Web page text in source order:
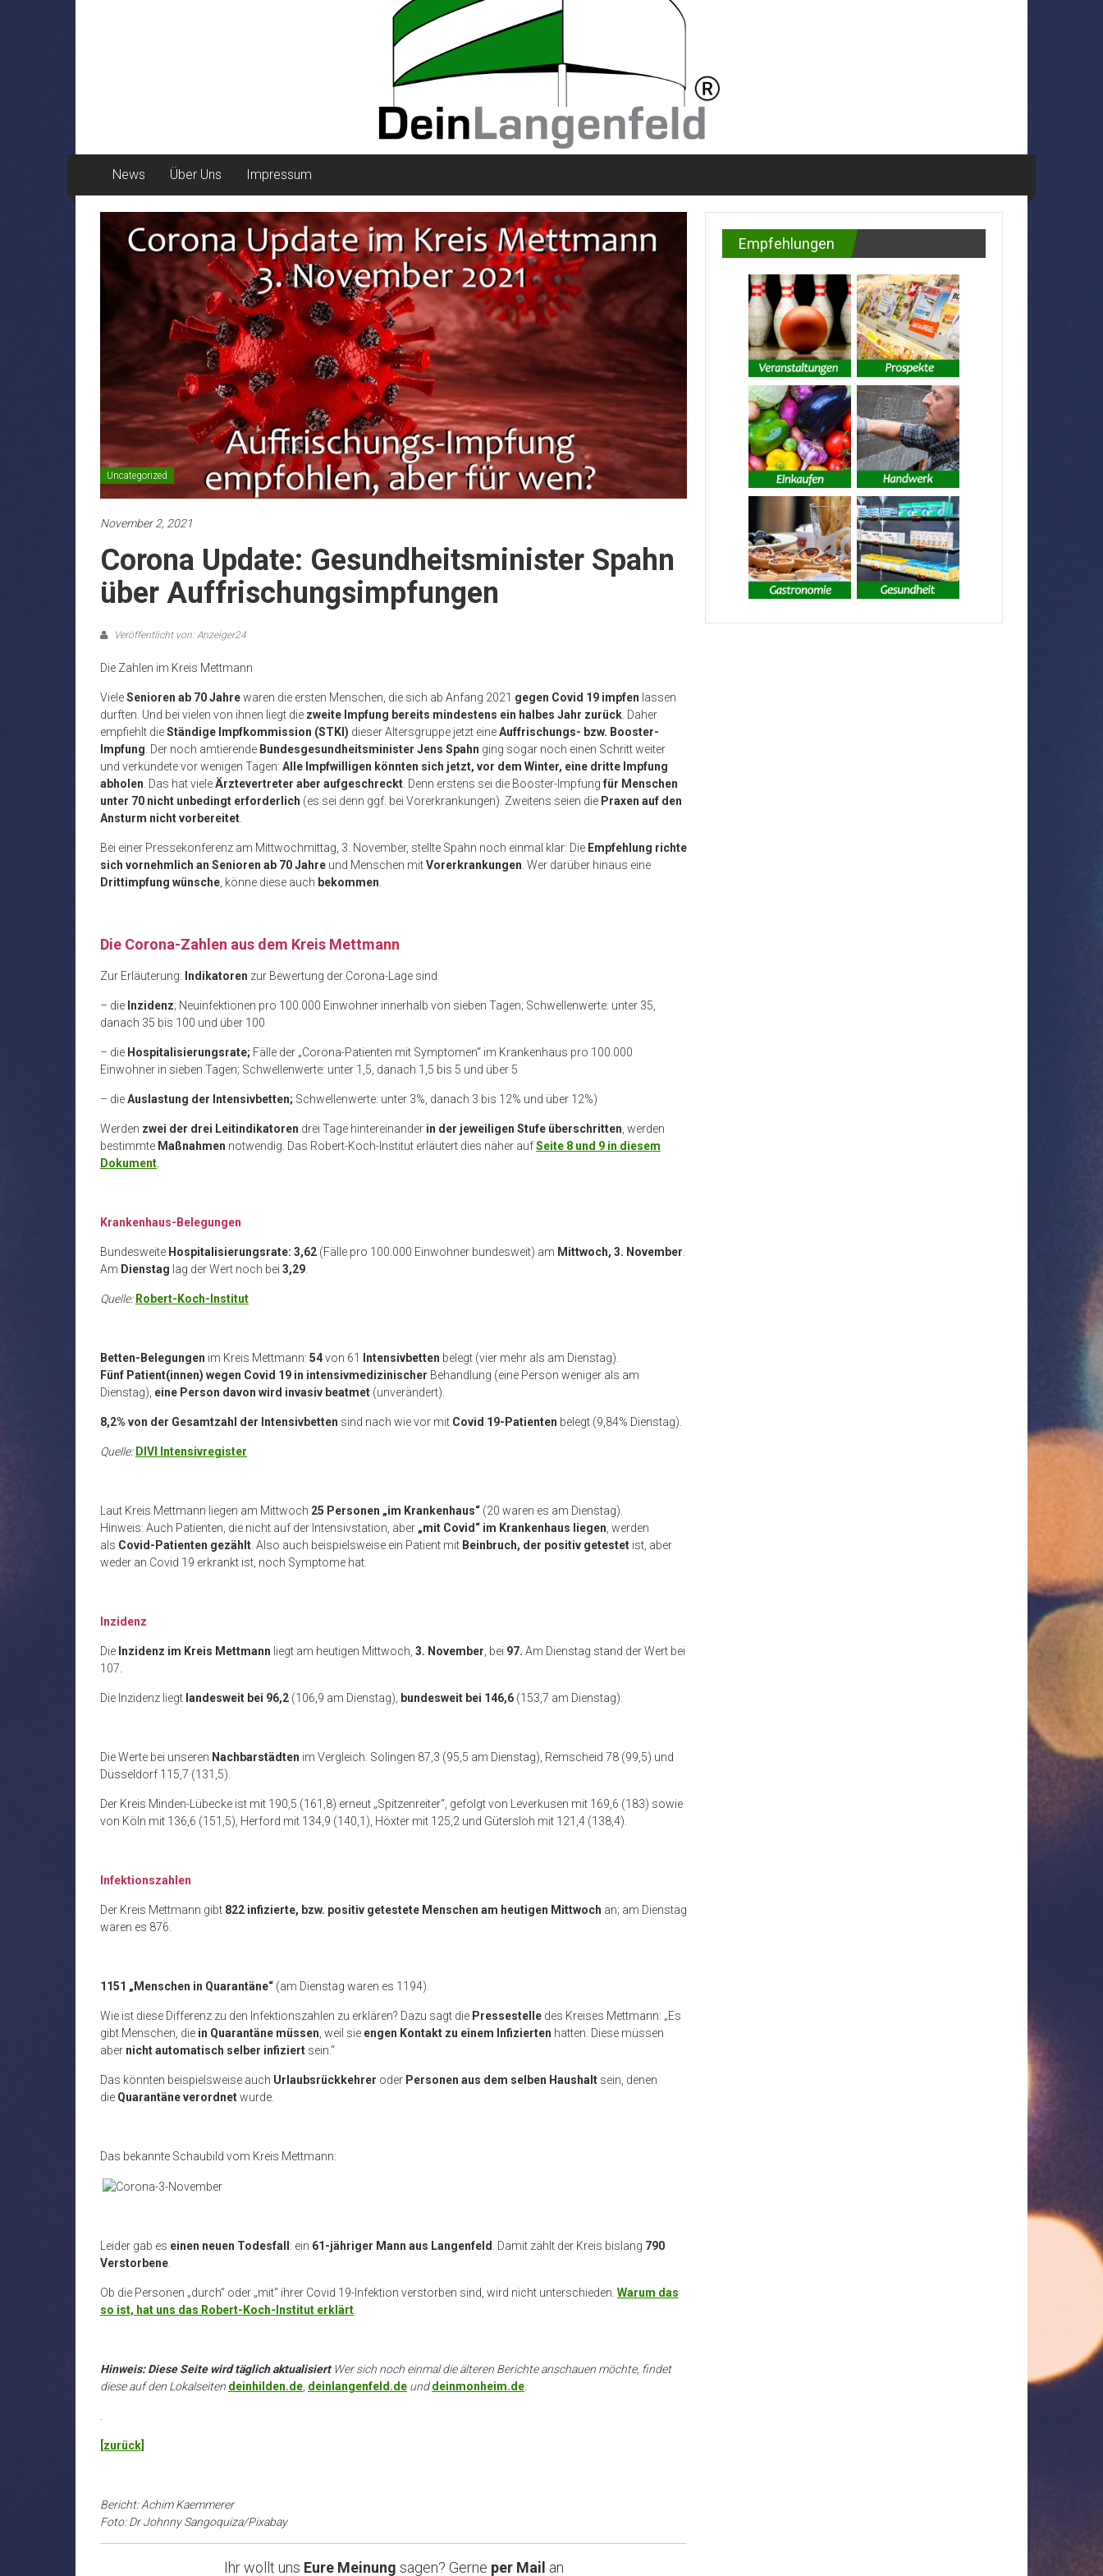
News Über Uns Impressum
Uncategorized
November 2, 2021
Corona Update: Gesundheitsminister Spahn
über Auffrischungsimpfungen
Veröffentlicht von: Anzeiger24
Die Zahlen im Kreis Mettmann
VieleSenioren ab 70 Jahrewaren die ersten Menschen, die sich ab Anfang 2021 gegen Covid 19 impfen lassen
durften. Und bei vielen von ihnen liegt die zweite Impfung bereits mindestens ein halbes Jahr zurück . Daher
empfiehlt dieStändige Impfkommission (STKI) dieser Altersgruppe jetzt eineAuffrischungs- bzw. Booster-
Impfung . Der noch amtierende Bundesgesundheitsminister Jens Spahn ging sogar noch einen Schritt weiter
und verkündete vor wenigen Tagen: Alle Impfwilligen könnten sich jetzt, vor dem Winter, eine dritte Impfung
abholen . Das hat vieleÄrztevertreter aber aufgeschreckt . Denn erstens sei die Booster-Impfung für Menschen
unter 70 nicht unbedingt erforderlich (es sei denn ggf. bei Vorerkrankungen). Zweitens seien die Praxen auf den
Ansturm nicht vorbereitet
Bei einer Pressekonferenz am Mittwochmittag, 3. November, stellte Spahn noch einmal klar: Die Empfehlung richte
sich vornehmlich an Senioren ab 70 Jahre und Menschen mitVorerkrankungen . Wer darüber hinaus eine
Drittimpfung wünsche , könne diese auch bekommen
Die Corona-Zahlen aus dem Kreis Mettmann
Zur Erläuterung: Indikatoren zur Bewertung der Corona-Lage sind
– die Inzidenz; Neuinfektionen pro 100.000 Einwohner innerhalb von sieben Tagen; Schwellenwerte: unter 35,
danach 35 bis 100 und über 100
– die Hospitalisierungsrate; Fälle der „Corona-Patienten mit Symptomen“ im Krankenhaus pro 100.000
Einwohner in sieben Tagen; Schwellenwerte: unter 1,5, danach 1,5 bis 5 und über 5
– dieAuslastung der Intensivbetten; Schwellenwerte: unter 3%, danach 3 bis 12% und über 12%)
Werden zwei der drei Leitindikatoren drei Tage hintereinander in der jeweiligen Stufe überschritten , werden
bestimmte Maßnahmen notwendig. Das Robert-Koch-Institut erläutert dies näher aufSeite 8 und 9 in diesem
Dokument
Krankenhaus-Belegungen
Bundesweite Hospitalisierungsrate: 3,62 (Fälle pro 100.000 Einwohner bundesweit) am Mittwoch, 3. November
Am Dienstag lag der Wert noch bei 3,29
Quelle: Robert-Koch-Institut
Betten-Belegungen im Kreis Mettmann: 54von 61 Intensivbetten belegt (vier mehr als am Dienstag).
Fünf Patient(innen) wegen Covid 19 in intensivmedizinischer Behandlung (eine Person weniger als am
Dienstag), eine Person davon wird invasiv beatmet (unverändert).
8,2% von der Gesamtzahl der Intensivbetten sind nach wie vor mit Covid 19-Patienten belegt (9,84% Dienstag).
Quelle: DIVI Intensivregister
Laut Kreis Mettmann liegen am Mittwoch 25 Personen „im Krankenhaus“ (20 waren es am Dienstag).
Hinweis: Auch Patienten, die nicht auf der Intensivstation, aber „mit Covid“ im Krankenhaus liegen , werden
als Covid-Patienten gezählt . Also auch beispielsweise ein Patient mit Beinbruch, der positiv getestet ist, aber
weder an Covid 19 erkrankt ist, noch Symptome hat.
Inzidenz
Die Inzidenz im Kreis Mettmann liegt am heutigen Mittwoch, 3. November , bei 97. Am Dienstag stand der Wert bei
107.
Die Inzidenz liegt landesweit bei 96,2 (106,9 am Dienstag), bundesweit bei 146,6 (153,7 am Dienstag).
Die Werte bei unseren Nachbarstädten im Vergleich: Solingen 87,3 (95,5 am Dienstag), Remscheid 78 (99,5) und
Düsseldorf 115,7 (131,5).
Der Kreis Minden-Lübecke ist mit 190,5 (161,8) erneut „Spitzenreiter“, gefolgt von Leverkusen mit 169,6 (183) sowie
von Köln mit 136,6 (151,5), Herford mit 134,9 (140,1), Höxter mit 125,2 und Gütersloh mit 121,4 (138,4).
Infektionszahlen
Der Kreis Mettmann gibt 822 infizierte, bzw. positiv getestete Menschen am heutigen Mittwoch an; am Dienstag
waren es 876.
1151 „Menschen in Quarantäne“ (am Dienstag waren es 1194).
Wie ist diese Differenz zu den Infektionszahlen zu erklären? Dazu sagt die Pressestelle des Kreises Mettmann: „Es
gibt Menschen, die in Quarantäne müssen , weil sie engen Kontakt zu einem Infizierten hatten. Diese müssen
aber nicht automatisch selber infiziert sein.“
Das könnten beispielsweise auch Urlaubsrückkehrer oder Personen aus dem selben Haushalt sein, denen
die Quarantäne verordnetwurde.
Das bekannte Schaubild vom Kreis Mettmann:
Leider gab es einen neuen Todesfall : ein 61-jähriger Mann aus Langenfeld . Damit zählt der Kreis bislang 790
Verstorbene
Ob die Personen „durch“ oder „mit“ ihrer Covid 19-Infektion verstorben sind, wird nicht unterschieden. Warum das
so ist, hat uns das Robert-Koch-Institut erklärt
Hinweis: Diese Seite wird täglich aktualisiert Wer sich noch einmal die älteren Berichte anschauen möchte, findet
diese auf den Lokalseiten deinhilden.de deinlangenfeld.de unddeinmonheim.de
[zurück]
Bericht: Achim Kaemmerer
Foto: Dr Johnny Sangoquiza/Pixabay
Ihr wollt uns Eure Meinung sagen? Gerne per Mail an
Empfehlungen